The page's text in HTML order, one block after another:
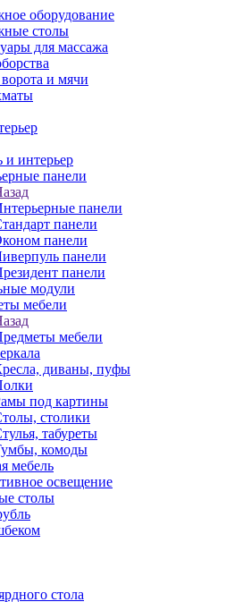
оборудование
столы
для массажа
и мячи
и интерьер
панели
панели
панели
панели
панели
панели
модули
мебели
мебели
диваны, пуфы
под картины
столики
табуреты
комоды
мебель
освещение
столы
стола